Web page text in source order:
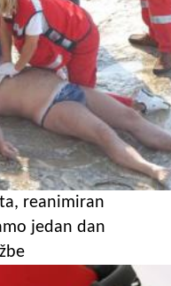
reanimiran
jedan dan